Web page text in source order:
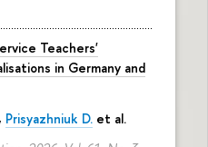
Teachers'
in Germany and
Prisyazhniuk D. et al.